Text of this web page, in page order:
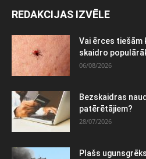
REDAKCIJAS IZVĒLE
Vai ērces tiešām
skaidro
06/08/2026
Bezskaidras
patērētājiem?
28/07/2026
Plašs